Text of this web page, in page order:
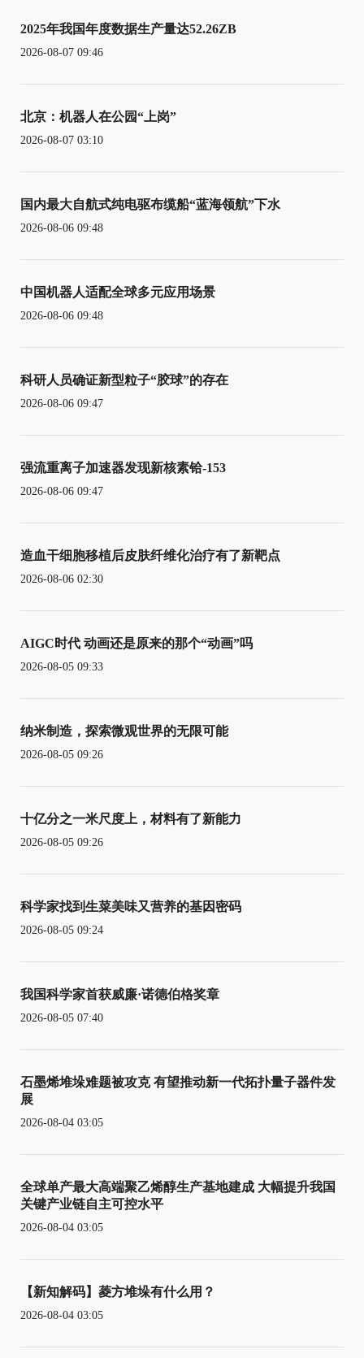
2025年我国年度数据生产量达52.26ZB
2026-08-07 09:46
北京：机器人在公园“上岗”
2026-08-07 03:10
国内最大自航式纯电驱布缆船“蓝海领航”下水
2026-08-06 09:48
中国机器人适配全球多元应用场景
2026-08-06 09:48
科研人员确证新型粒子“胶球”的存在
2026-08-06 09:47
强流重离子加速器发现新核素铪-153
2026-08-06 09:47
造血干细胞移植后皮肤纤维化治疗有了新靶点
2026-08-06 02:30
AIGC时代 动画还是原来的那个“动画”吗
2026-08-05 09:33
纳米制造，探索微观世界的无限可能
2026-08-05 09:26
十亿分之一米尺度上，材料有了新能力
2026-08-05 09:26
科学家找到生菜美味又营养的基因密码
2026-08-05 09:24
我国科学家首获威廉·诺德伯格奖章
2026-08-05 07:40
石墨烯堆垛难题被攻克 有望推动新一代拓扑量子器件发
展
2026-08-04 03:05
全球单产最大高端聚乙烯醇生产基地建成 大幅提升我国
关键产业链自主可控水平
2026-08-04 03:05
【新知解码】菱方堆垛有什么用？
2026-08-04 03:05